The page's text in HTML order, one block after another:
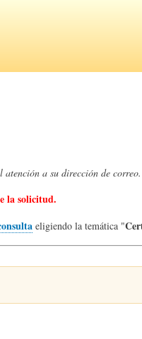
a su dirección de correo.
la solicitud.
eligiendo la temática "